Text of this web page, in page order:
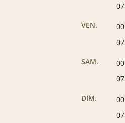
VEN.
SAM.
DIM.